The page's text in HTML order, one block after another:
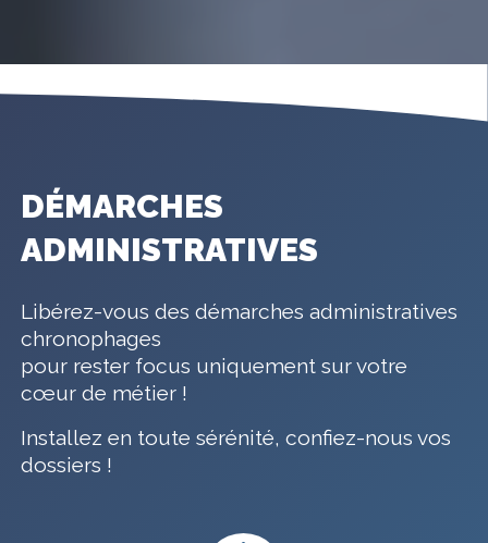
DÉMARCHES
ADMINISTRATIVES
Libérez-vous des démarches administratives
chronophages
pour rester focus uniquement sur votre
cœur de métier !
Installez en toute sérénité, confiez-nous vos
dossiers !